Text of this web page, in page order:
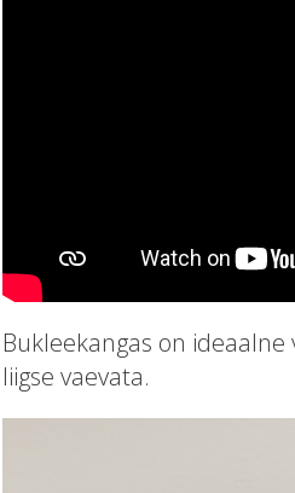
Bukleekangas on
liigse vaevata.